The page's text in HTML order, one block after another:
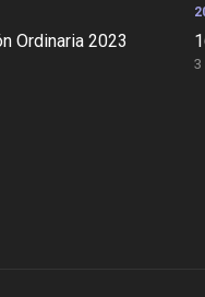
Ordinaria 2023
3